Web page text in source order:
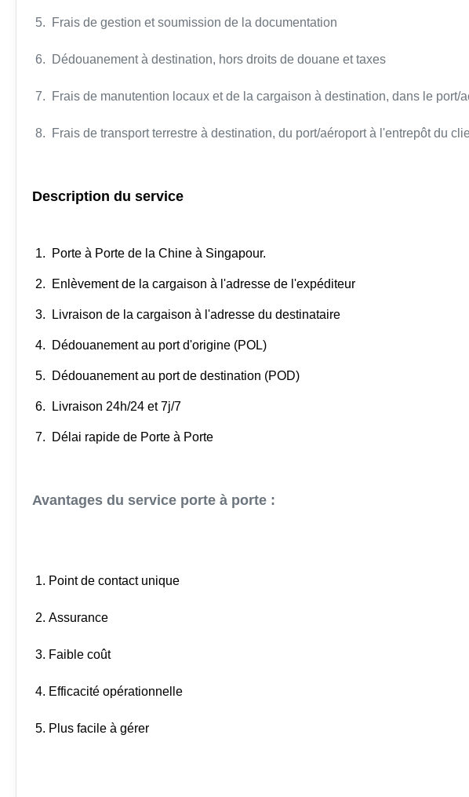
5. Frais de gestion et soumission de la documentation
6. Dédouanement à destination, hors droits de douane et taxes
7. Frais de manutention locaux et de la cargaison à destination, dans le port/
8. Frais de transport terrestre à destination, du port/aéroport à l'entrepôt du
Description du service
1. Porte à Porte de la Chine à Singapour.
2. Enlèvement de la cargaison à l'adresse de l'expéditeur
3. Livraison de la cargaison à l'adresse du destinataire
4. Dédouanement au port d'origine (POL)
5. Dédouanement au port de destination (POD)
6. Livraison 24h/24 et 7j/7
7. Délai rapide de Porte à Porte
Avantages du service porte à porte :
1. Point de contact unique
2. Assurance
3. Faible coût
4. Efficacité opérationnelle
5. Plus facile à gérer